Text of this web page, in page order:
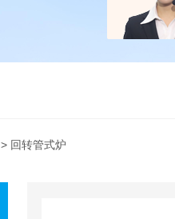
> 回转管式炉